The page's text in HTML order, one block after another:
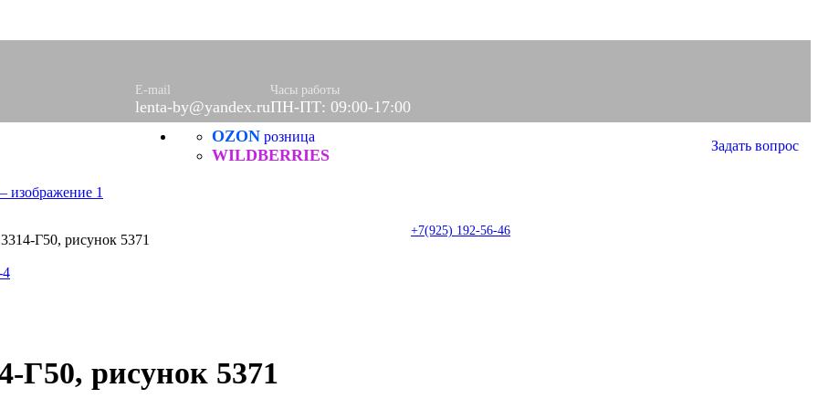
E-mail
lenta-by@yandex.ru
Часы работы
ПН-ПТ: 09:00-17:00
+7(925) 192-56-46
OZON розница
WILDBERRIES
Задать вопрос
Г50, рисунок 5371
4
Г50, рисунок 5371